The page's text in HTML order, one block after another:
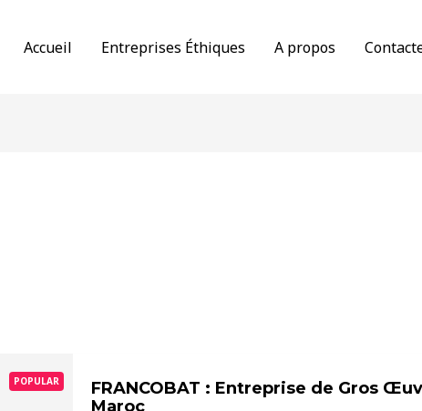
Accueil Entreprises Éthiques A propos
POPULAR
FRANCOBAT : Entreprise de Gros
Maroc